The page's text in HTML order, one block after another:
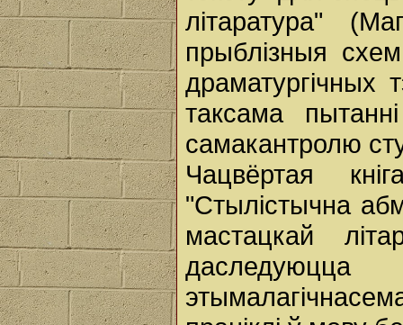
літаратура"
прыблізныя
драматургічных
таксама
самакантролю
Чацвёртая
"Стылістычна
мастацкай